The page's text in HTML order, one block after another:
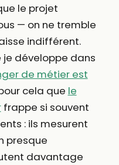
le projet
— on ne tremble
indifférent.
je développe dans
de métier est
cela que le
frappe si souvent
: ils mesurent
presque
davantage